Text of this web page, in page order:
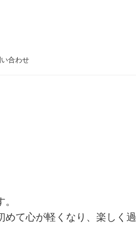
合わせ
て心が軽くなり、楽しく過